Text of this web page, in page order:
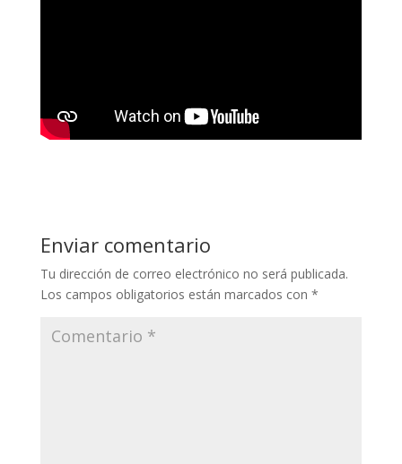
Enviar comentario
Tu dirección de correo electrónico no será publicada.
Los campos obligatorios están marcados con *